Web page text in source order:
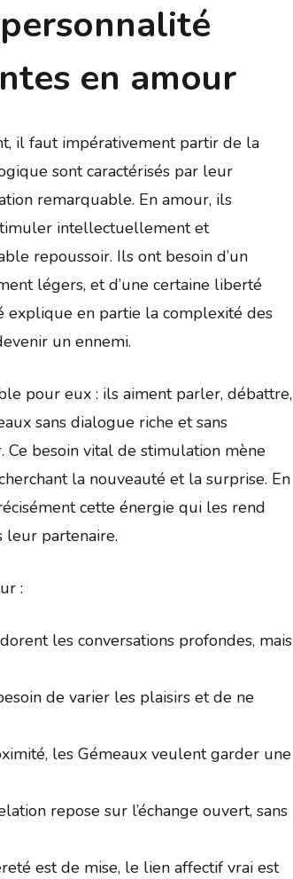
en amour
il faut impérativement partir de la
sont caractérisés par leur
remarquable. En amour, ils
intellectuellement et
repoussoir. Ils ont besoin d’un
légers, et d’une certaine liberté
explique en partie la complexité des
un ennemi.
pour eux : ils aiment parler, débattre,
sans dialogue riche et sans
besoin vital de stimulation mène
la nouveauté et la surprise. En
cette énergie qui les rend
leur partenaire.
:
les conversations profondes, mais
de varier les plaisirs et de ne
les Gémeaux veulent garder une
repose sur l’échange ouvert, sans
est de mise, le lien affectif vrai est